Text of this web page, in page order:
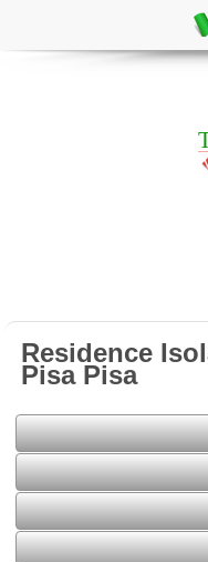
Residence
Pisa Pisa